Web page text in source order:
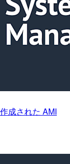
成された AMI